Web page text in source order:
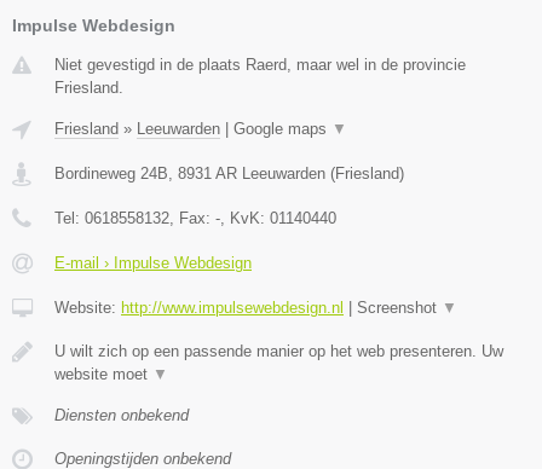
Impulse Webdesign
Niet gevestigd in de plaats Raerd, maar wel in de provincie
Friesland.
Friesland » Leeuwarden | Google maps ▼
Bordineweg 24B 8931 AR Leeuwarden (Friesland)
Tel: 0618558132 , Fax: - , KvK: 01140440
E-mail › Impulse Webdesign
Website: http://www.impulsewebdesign.nl | Screenshot ▼
U wilt zich op een passende manier op het web presenteren. Uw
website moet ▼
Diensten onbekend
Openingstijden onbekend